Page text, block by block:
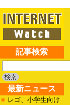
記事検索
最新ニュース
■ レゴ、小学生向け